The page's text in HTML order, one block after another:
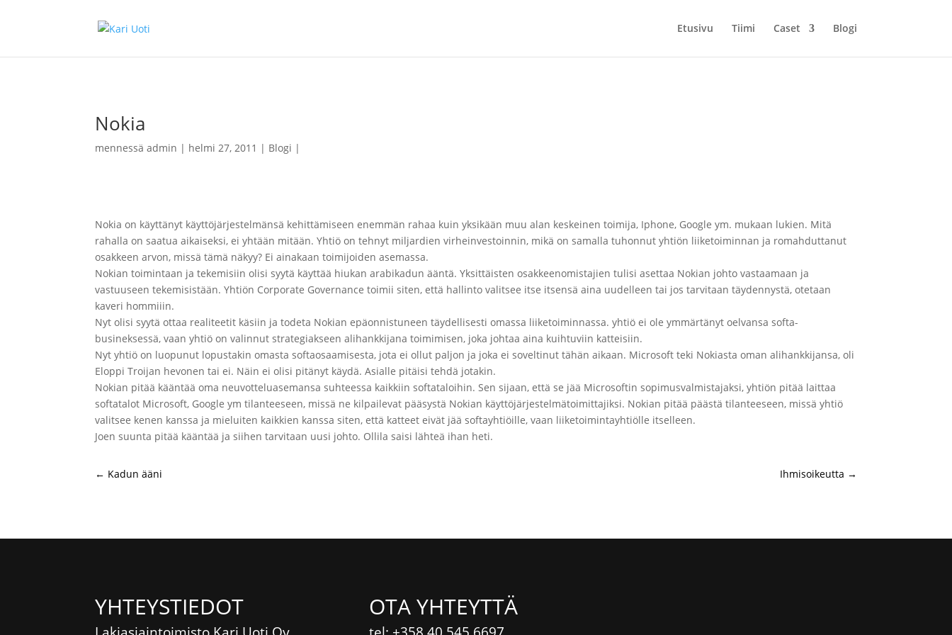
Etusivu Tiimi Caset Blogi
Nokia
mennessäadmin helmi 27, 2011 Blogi
Nokia on käyttänyt käyttöjärjestelmänsä kehittämiseen enemmän rahaa kuin yksikään muu alan keskeinen toimija, Iphone, Google ym. mukaan lukien. Mitä
rahalla on saatua aikaiseksi, ei yhtään mitään. Yhtiö on tehnyt miljardien virheinvestoinnin, mikä on samalla tuhonnut yhtiön liiketoiminnan ja romahduttanut
osakkeen arvon, missä tämä näkyy? Ei ainakaan toimijoiden asemassa.
Nokian toimintaan ja tekemisiin olisi syytä käyttää hiukan arabikadun ääntä. Yksittäisten osakkeenomistajien tulisi asettaa Nokian johto vastaamaan ja
vastuuseen tekemisistään. Yhtiön Corporate Governance toimii siten, että hallinto valitsee itse itsensä aina uudelleen tai jos tarvitaan täydennystä, otetaan
kaveri hommiiin.
Nyt olisi syytä ottaa realiteetit käsiin ja todeta Nokian epäonnistuneen täydellisesti omassa liiketoiminnassa. yhtiö ei ole ymmärtänyt oelvansa softa-
busineksessä, vaan yhtiö on valinnut strategiakseen alihankkijana toimimisen, joka johtaa aina kuihtuviin katteisiin.
Nyt yhtiö on luopunut lopustakin omasta softaosaamisesta, jota ei ollut paljon ja joka ei soveltinut tähän aikaan. Microsoft teki Nokiasta oman alihankkijansa, oli
Eloppi Troijan hevonen tai ei. Näin ei olisi pitänyt käydä. Asialle pitäisi tehdä jotakin.
Nokian pitää kääntää oma neuvotteluasemansa suhteessa kaikkiin softataloihin. Sen sijaan, että se jää Microsoftin sopimusvalmistajaksi, yhtiön pitää laittaa
softatalot Microsoft, Google ym tilanteeseen, missä ne kilpailevat pääsystä Nokian käyttöjärjestelmätoimittajiksi. Nokian pitää päästä tilanteeseen, missä yhtiö
valitsee kenen kanssa ja mieluiten kaikkien kanssa siten, että katteet eivät jää softayhtiöille, vaan liiketoimintayhtiölle itselleen.
Joen suunta pitää kääntää ja siihen tarvitaan uusi johto. Ollila saisi lähteä ihan heti.
← Kadun ääni Ihmisoikeutta →
YHTEYSTIEDOT OTA YHTEYTTÄ